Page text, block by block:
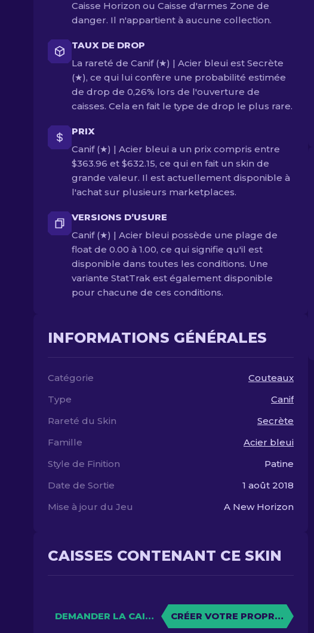
Caisse Horizon ou Caisse d'armes Zone de
danger. Il n'appartient à aucune collection.
TAUX DE DROP
La rareté de Canif (★) | Acier bleui est Secrète
(★), ce qui lui confère une probabilité estimée
de drop de 0,26% lors de l'ouverture de
caisses. Cela en fait le type de drop le plus rare.
PRIX
Canif (★) | Acier bleui a un prix compris entre
$363.96 et $632.15, ce qui en fait un skin de
grande valeur. Il est actuellement disponible à
l'achat sur plusieurs marketplaces.
VERSIONS D’USURE
Canif (★) | Acier bleui possède une plage de
float de 0.00 à 1.00, ce qui signifie qu'il est
disponible dans toutes les conditions. Une
variante StatTrak est également disponible
pour chacune de ces conditions.
INFORMATIONS GÉNÉRALES
Catégorie
Couteaux
Type
Canif
Rareté du Skin
Secrète
Famille
Acier bleui
Style de Finition
Patine
Date de Sortie
1 août 2018
Mise à jour du Jeu
A New Horizon
CAISSES CONTENANT CE SKIN
DEMANDER LA CAISSE CRÉER VOTRE PROPRE CAISSE